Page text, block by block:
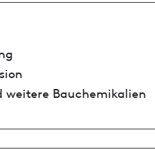
weitere Bauchemikalien